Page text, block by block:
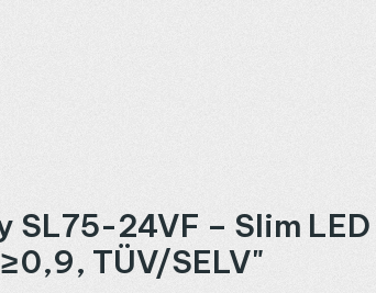
24VF – Slim
0,9, TÜV/SELV"